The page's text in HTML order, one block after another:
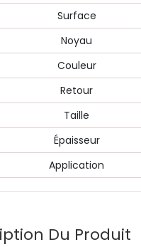
Surface
Noyau
Couleur
Retour
Taille
Épaisseur
Application
Du Produit